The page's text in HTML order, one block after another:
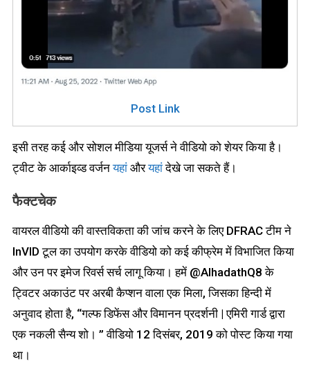
Post Link
इसी तरह कई और सोशल मीडिया यूजर्स ने वीडियो को शेयर किया है।
ट्वीट के आर्काइव्ड वर्जनयहां औरयहांदेखे जा सकते हैं।
फैक्टचेक
वायरल वीडियो की वास्तविकता की जांच करने के लिए DFRAC टीम ने
InVID टूल का उपयोग करके वीडियो को कई कीफ्रेम में विभाजित किया
और उन पर इमेज रिवर्स सर्च लागू किया। हमें @AlhadathQ8 के
ट्विटर अकाउंट पर अरबी कैप्शन वाला एक मिला, जिसका हिन्दी में
अनुवाद होता है, “गल्फ डिफेंस और विमानन प्रदर्शनी | एमिरी गार्ड द्वारा
एक नकली सैन्य शो। ” वीडियो 12 दिसंबर, 2019 को पोस्ट किया गया
था।